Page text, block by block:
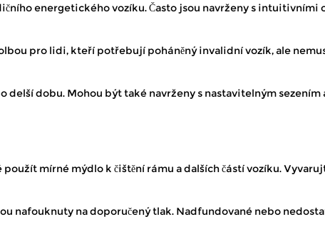
komunitách i mimo ně se zvýšenou soběstačností.
energetického vozíku. Často jsou navrženy s
pro lidi, kteří potřebují poháněný invalidní vozík, ale
delší dobu. Mohou být také navrženy s nastavitelným
mírné mýdlo k čištění rámu a dalších částí vozíku.
na doporučený tlak. Nadfundované nebo